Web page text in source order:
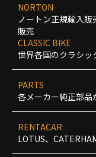
NORTON
ノートン正規輸入
販売
CLASSIC BIKE
世界各国のクラシッ
PARTS
各メーカー純正部品
RENTACAR
LOTUS、